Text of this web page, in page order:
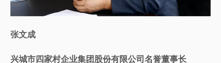
张文成
兴城市四家村企业集团股份有限公司名誉董事长